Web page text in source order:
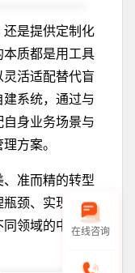
是提供定制化
质都是用工具
活适配替代盲
系统，通过与
身业务场景与
方案。
准而精的转型
颈、实现规模
领域的中小企
在线咨询